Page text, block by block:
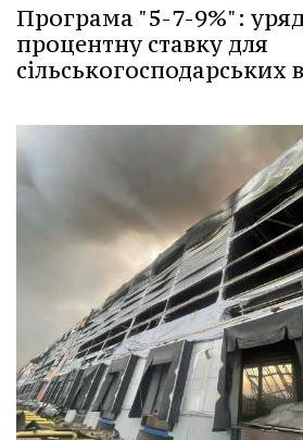
Програма "5-7-9%":
процентну ставку для
сільськогосподарських